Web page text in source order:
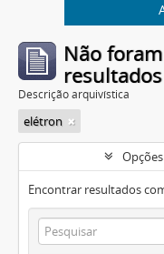
Não
resultados
Descrição arquivística
elétron
Encontrar resultados